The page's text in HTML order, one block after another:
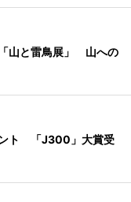
山と雷鳥展」 山への
ント 「J300」大賞受